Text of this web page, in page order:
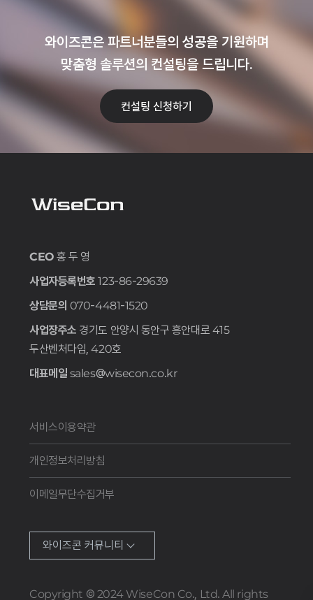
와이즈콘은 파트너분들의 성공을 기원하며
맞춤형 솔루션의 컨설팅을 드립니다.
컨설팅 신청하기
CEO 홍 두 영
사업자등록번호 123-86-29639
상담문의 070-4481-1520
사업장주소 경기도 안양시 동안구 흥안대로 415
두산벤처다임, 420호
대표메일 sales@wisecon.co.kr
서비스이용약관
개인정보처리방침
이메일무단수집거부
와이즈콘 커뮤니티
Copyright © 2024 WiseCon Co., Ltd. All rights